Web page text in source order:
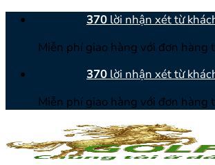
370 lời nhận xét từ
Miễn phí giao hàng với đơn hàng
370 lời nhận xét từ
Miễn phí giao hàng với đơn hàng